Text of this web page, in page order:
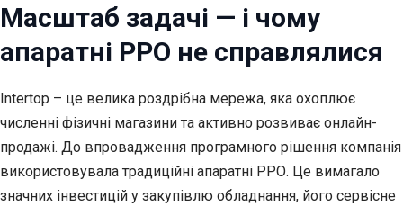
Масштаб задачі — і чому
апаратні РРО не справлялися
Intertop – це велика роздрібна мережа, яка охоплює
численні фізичні магазини та активно розвиває онлайн-
продажі. До впровадження програмного рішення компанія
використовувала традиційні апаратні РРО. Це вимагало
значних інвестицій у закупівлю обладнання, його сервісне